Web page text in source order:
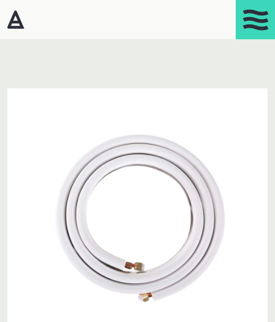
Gasprodukter
Luftrensere
Mobil aircondition
Robotstøvsugere